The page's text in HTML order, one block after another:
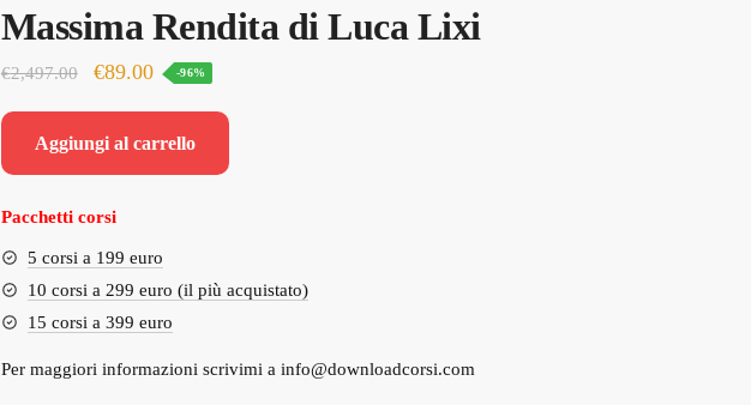
Massima Rendita di Luca Lixi
€2,497.00
Il
originale
era:
€2,497.00.
€89.00Il
attuale
è:
-96%
Aggiungi al carrello
Pacchetti corsi
5 corsi a 199 euro
10 corsi a 299 euro (il più acquistato)
15 corsi a 399 euro
Per maggiori informazioni scrivimi a info@downloadcorsi.com